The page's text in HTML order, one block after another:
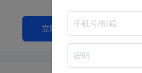
立即购买